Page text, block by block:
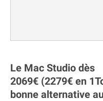
Le Mac Studio dès
2069€ (2279€ en
bonne alternative